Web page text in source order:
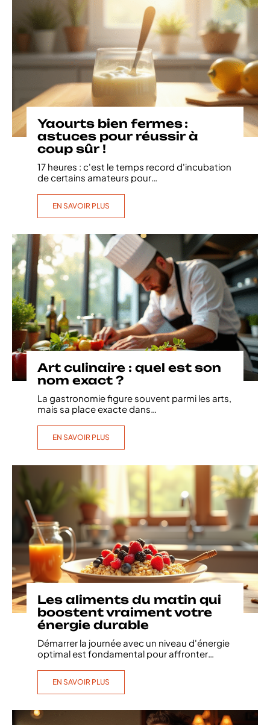
Yaourts bien fermes :
astuces pour réussir à
coup sûr !
17 heures : c'est le temps record d'incubation
de certains amateurs pour
EN SAVOIR PLUS
Art culinaire : quel est son
nom exact ?
La gastronomie figure souvent parmi les arts,
mais sa place exacte dans…
EN SAVOIR PLUS
Les aliments du matin qui
boostent vraiment votre
énergie durable
Démarrer la journée avec un niveau d'énergie
optimal est fondamental pour affronter…
EN SAVOIR PLUS